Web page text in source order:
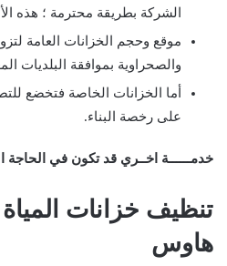
الشركة بطريقة محترمة ؛ هذه
موقع وحجم الخزانات العامة
والصحراوية بموافقة البلديات
أما الخزانات الخاصة فتخضع
على رخصة البناء.
خدمــــــة اخــري قد تكون في الحاجة
تنظيف خزانات
هاوس